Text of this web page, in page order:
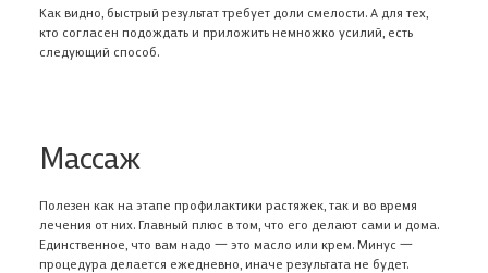
Как видно, быстрый результат требует доли смелости. А для тех,
кто согласен подождать и приложить немножко усилий, есть
следующий способ.
Массаж
Полезен как на этапе профилактики растяжек, так и во время
лечения от них. Главный плюс в том, что его делают сами и дома.
Единственное, что вам надо 一 это масло или крем. Минус 一
процедура делается ежедневно, иначе результата не будет.
1 890 ₽